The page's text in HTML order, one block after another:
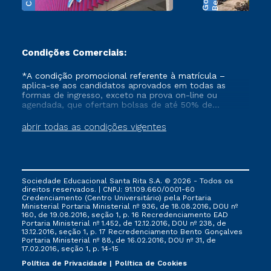
Condições Comerciais:
abrir todas as condições vigentes
*A condição promocional referente à matrícula –
aplica-se aos candidatos aprovados em todas as
formas de ingresso, exceto na prova on-line ou
agendada, que ofertam bolsas de até 50% de
que ainda não tenham efetivado e/ou não tenham
cancelado ou trancado sua matrícula em uma das
FIES, Prouni e outros programas governamentais, e
não se acumula com nenhuma outra campanha
ofertada pela Instituição.
Sociedade Educacional Santa Rita S.A. © 2026 - Todos os
direitos reservados. | CNPJ: 91.109.660/0001-60
Credenciamento (Centro Universitário) pela Portaria
Ministerial Portaria Ministerial nº 936, de 18.08.2016, DOU nº
160, de 19.08.2016, seção 1, p. 16 Recredenciamento EAD
Portaria Ministerial nº 1.452, de 12.12.2016, DOU nº 238, de
13.12.2016, seção 1, p. 17 Recredenciamento Bento Gonçalves
Portaria Ministerial nº 88, de 16.02.2016, DOU nº 31, de
17.02.2016, seção 1, p. 14-15
Política de Privacidade
Política de Cookies